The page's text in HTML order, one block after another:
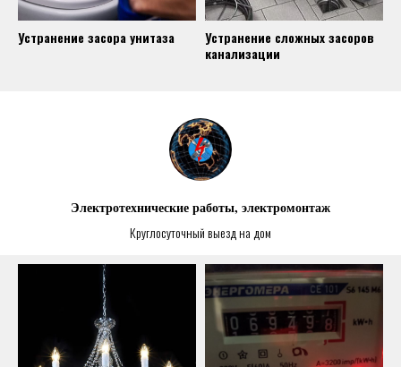
Устранение засора унитаза
Устранение сложных засоров
канализации
Электротехнические работы, электромонтаж
Круглосуточный выезд на дом